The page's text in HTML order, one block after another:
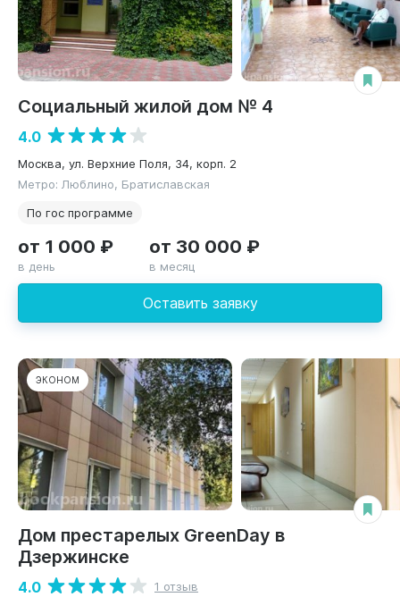
Социальный жилой дом № 4
4.0
Москва, ул. Верхние Поля, 34, корп. 2
Метро: Люблино, Братиславская
По гос программе
Оставить заявку
от 1 000 ₽
в день
от 30 000 ₽
в месяц
ЭКОНОМ
Дом престарелых GreenDay в
Дзержинске
4.0
1 отзыв